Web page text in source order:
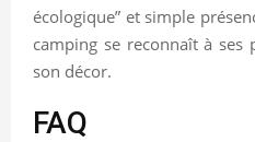
écologique” et simple
camping se reconnaît à ses
son décor.
FAQ